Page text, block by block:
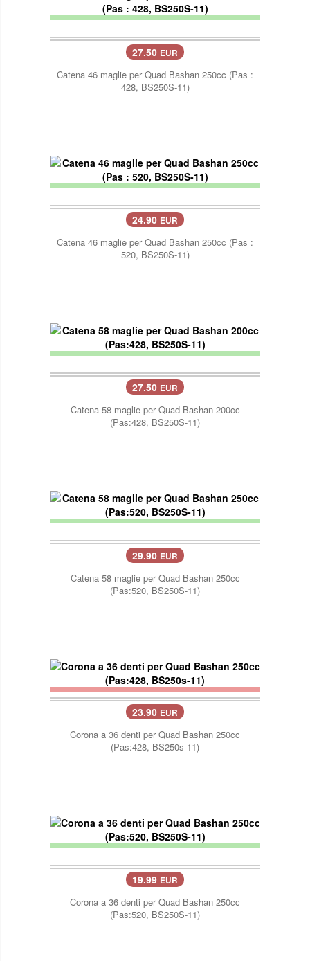
27.50 EUR
Catena 46 maglie per Quad Bashan 250cc (Pas :
428, BS250S-11)
24.90 EUR
Catena 46 maglie per Quad Bashan 250cc (Pas :
520, BS250S-11)
27.50 EUR
Catena 58 maglie per Quad Bashan 200cc
(Pas:428, BS250S-11)
29.90 EUR
Catena 58 maglie per Quad Bashan 250cc
(Pas:520, BS250S-11)
23.90 EUR
Corona a 36 denti per Quad Bashan 250cc
(Pas:428, BS250s-11)
19.99 EUR
Corona a 36 denti per Quad Bashan 250cc
(Pas:520, BS250S-11)